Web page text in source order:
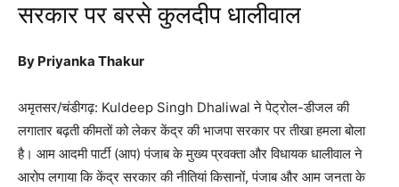
सरकार पर बरसे कुलदीप धालीवाल
By Priyanka Thakur
अमृतसर/चंडीगढ़: Kuldeep Singh Dhaliwal ने पेट्रोल-डीजल की
लगातार बढ़ती कीमतों को लेकर केंद्र की भाजपा सरकार पर तीखा हमला बोला
है। आम आदमी पार्टी (आप) पंजाब के मुख्य प्रवक्ता और विधायक धालीवाल ने
आरोप लगाया कि केंद्र सरकार की नीतियां किसानों, पंजाब और आम जनता के